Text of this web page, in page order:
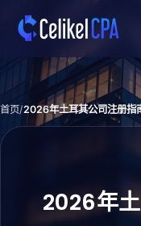
首页 2026年土耳其公司注册指
2026年